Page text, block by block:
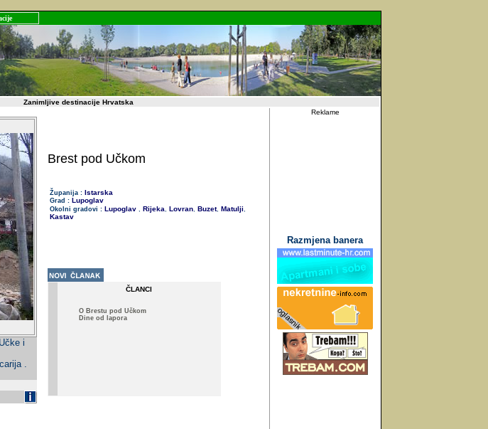
Zanimljive destinacije Hrvatska
i
.
Brest pod Učkom
Županija : Istarska
Grad : Lupoglav
Okolni gradovi : Lupoglav , Rijeka, Lovran, Buzet, Matulji,
Kastav
ČLANCI
O Brestu pod Učkom
Dine od lapora
Reklame
Razmjena banera